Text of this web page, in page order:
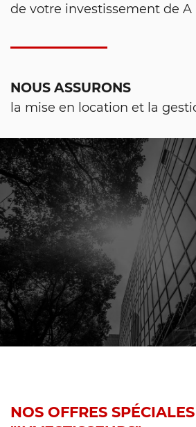
de votre investissement de A
NOUS ASSURONS
la mise en location et la
NOS OFFRES SPÉCIALES